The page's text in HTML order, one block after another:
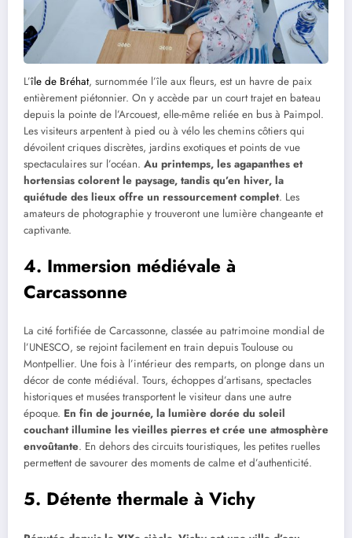
L’île de Bréhat, surnommée l’île aux fleurs, est un havre de paix
entièrement piétonnier. On y accède par un court trajet en bateau
depuis la pointe de l’Arcouest, elle-même reliée en bus à Paimpol.
Les visiteurs arpentent à pied ou à vélo les chemins côtiers qui
dévoilent criques discrètes, jardins exotiques et points de vue
spectaculaires sur l’océan. Au printemps, les agapanthes et
hortensias colorent le paysage, tandis qu’en hiver, la
quiétude des lieux offre un ressourcement complet. Les
amateurs de photographie y trouveront une lumière changeante et
captivante.
4. Immersion médiévale à
Carcassonne
La cité fortifiée de Carcassonne, classée au patrimoine mondial de
l’UNESCO, se rejoint facilement en train depuis Toulouse ou
Montpellier. Une fois à l’intérieur des remparts, on plonge dans un
décor de conte médiéval. Tours, échoppes d’artisans, spectacles
historiques et musées transportent le visiteur dans une autre
époque. En fin de journée, la lumière dorée du soleil
couchant illumine les vieilles pierres et crée une atmosphère
envoûtante. En dehors des circuits touristiques, les petites ruelles
permettent de savourer des moments de calme et d’authenticité.
5. Détente thermale à Vichy